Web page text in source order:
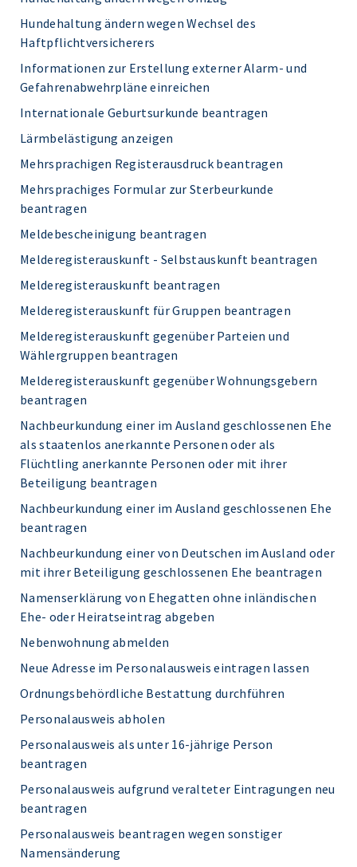
Hundehaltung ändern wegen Wechsel des
Haftpflichtversicherers
Informationen zur Erstellung externer Alarm- und
Gefahrenabwehrpläne einreichen
Internationale Geburtsurkunde beantragen
Lärmbelästigung anzeigen
Mehrsprachigen Registerausdruck beantragen
Mehrsprachiges Formular zur Sterbeurkunde
beantragen
Meldebescheinigung beantragen
Melderegisterauskunft - Selbstauskunft beantragen
Melderegisterauskunft beantragen
Melderegisterauskunft für Gruppen beantragen
Melderegisterauskunft gegenüber Parteien und
Wählergruppen beantragen
Melderegisterauskunft gegenüber Wohnungsgebern
beantragen
Nachbeurkundung einer im Ausland geschlossenen Ehe
als staatenlos anerkannte Personen oder als
Flüchtling anerkannte Personen oder mit ihrer
Beteiligung beantragen
Nachbeurkundung einer im Ausland geschlossenen Ehe
beantragen
Nachbeurkundung einer von Deutschen im Ausland oder
mit ihrer Beteiligung geschlossenen Ehe beantragen
Namenserklärung von Ehegatten ohne inländischen
Ehe- oder Heiratseintrag abgeben
Nebenwohnung abmelden
Neue Adresse im Personalausweis eintragen lassen
Ordnungsbehördliche Bestattung durchführen
Personalausweis abholen
Personalausweis als unter 16-jährige Person
beantragen
Personalausweis aufgrund veralteter Eintragungen neu
beantragen
Personalausweis beantragen wegen sonstiger
Namensänderung